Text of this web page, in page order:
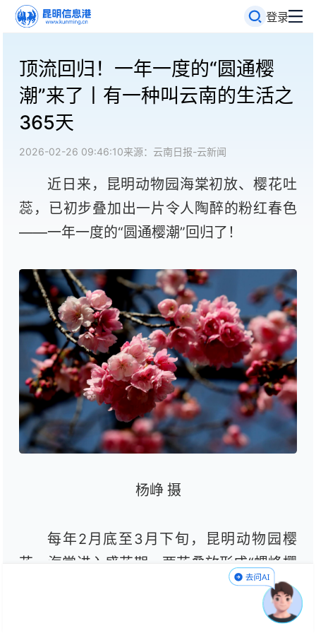
登录
顶流回归！一年一度的“圆通樱
潮”来了丨有一种叫云南的生活之
365天
2026-02-26 09:46:10来源：云南日报-云新闻
近日来，昆明动物园海棠初放、樱花吐
蕊，已初步叠加出一片令人陶醉的粉红春色
——一年一度的“圆通樱潮”回归了！
杨峥 摄
每年2月底至3月下旬，昆明动物园樱
花、海棠进入盛花期，两花叠放形成“螺峰樱
潮”盛景。因花型、颜色相似，被人们统称为